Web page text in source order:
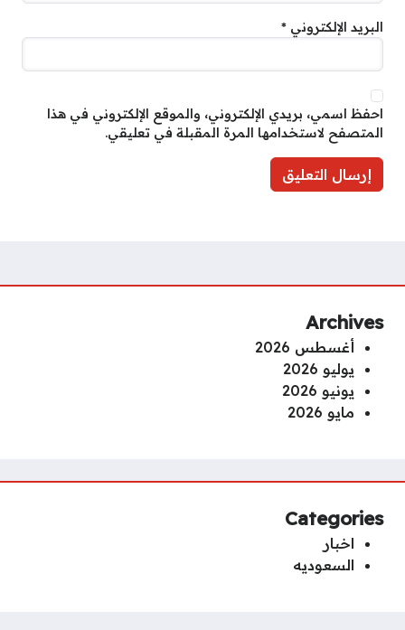
البريد الإلكتروني *
احفظ اسمي، بريدي الإلكتروني، والموقع الإلكتروني في هذا
المتصفح لاستخدامها المرة المقبلة في تعليقي.
Archives
أغسطس 2026
يوليو 2026
يونيو 2026
مايو 2026
Categories
اخبار
السعوديه